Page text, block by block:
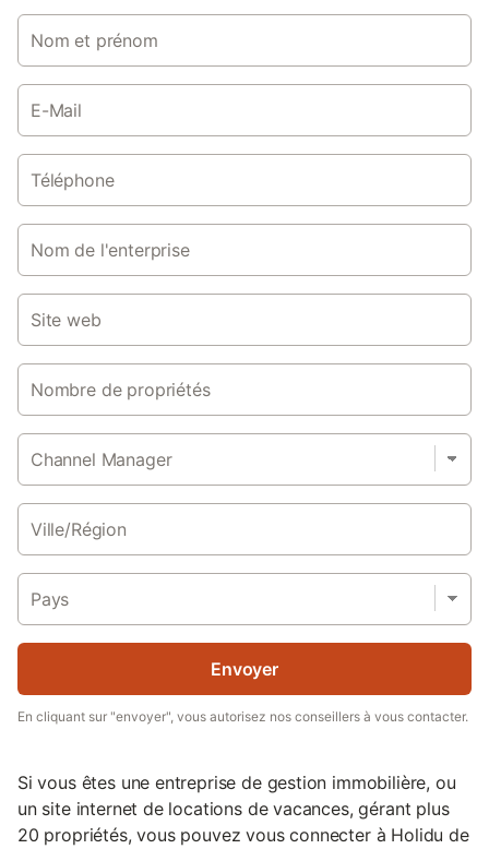
Nom et prénom
E-Mail
Téléphone
Nom de l'enterprise
Site web
Nombre de propriétés
Channel Manager
Ville/Région
Pays
Envoyer
En cliquant sur "envoyer", vous autorisez nos conseillers à vous contacter.
Si vous êtes une entreprise de gestion immobilière, ou
un site internet de locations de vacances, gérant plus
20 propriétés, vous pouvez vous connecter à Holidu de